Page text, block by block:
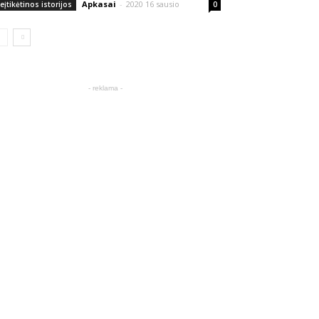
istorijos Apkasai - 2020 16 sausio 0
- reklama -